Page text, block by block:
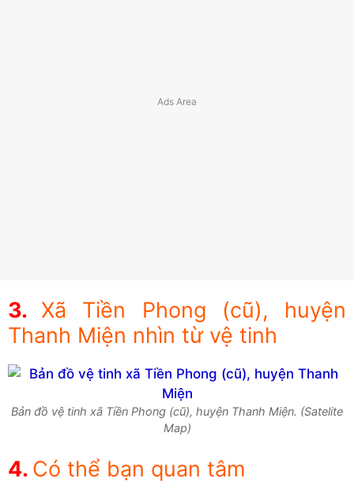
Xã Tiền Phong (cũ), huyện
Thanh Miện nhìn từ vệ tinh
Bản đồ vệ tinh xã Tiền Phong (cũ), huyện Thanh Miện. (Satelite
Map)
Có thể bạn quan tâm